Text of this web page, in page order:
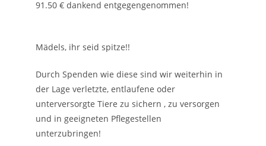
91.50 € dankend entgegengenommen!
Mädels, ihr seid spitze!!
Durch Spenden wie diese sind wir weiterhin in
der Lage verletzte, entlaufene oder
unterversorgte Tiere zu sichern , zu versorgen
und in geeigneten Pflegestellen
unterzubringen!